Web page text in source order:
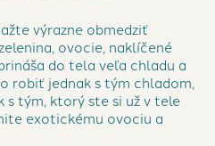
výrazne obmedziť
ovocie, naklíčené
do tela veľa chladu a
robiť jednak s tým chladom,
s tým, ktorý ste si už v tele
exotickému ovociu a